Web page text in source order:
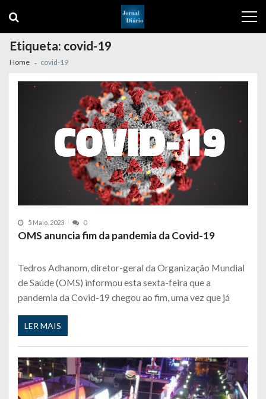
navigation
content
Etiqueta: covid-19
Home covid-19
5 Maio, 2023 0
OMS anuncia fim da pandemia da Covid-19
Tedros Adhanom, diretor-geral da Organização Mundial
de Saúde (OMS) informou esta sexta-feira que a
pandemia da Covid-19 chegou ao fim, uma vez que já
LER MAIS